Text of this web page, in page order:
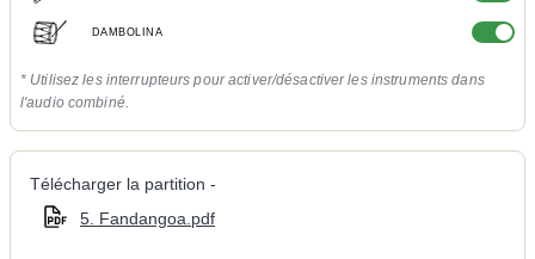
DAMBOLINA
* Utilisez les interrupteurs pour activer/désactiver les instruments dans
l'audio combiné.
Télécharger la partition -
5. Fandangoa.pdf